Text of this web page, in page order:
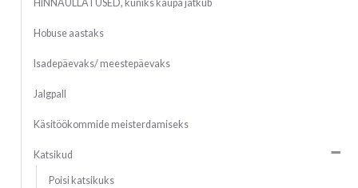
HINNAÜLLATUSED, kuniks kaupa jätkub
Hobuse aastaks
Isadepäevaks/ meestepäevaks
Jalgpall
Käsitöökommide meisterdamiseks
Katsikud
Poisi katsikuks